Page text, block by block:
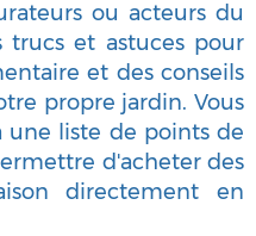
ou acteurs du
trucs et astuces pour
et des conseils
propre jardin. Vous
une liste de points de
d'acheter des
directement en